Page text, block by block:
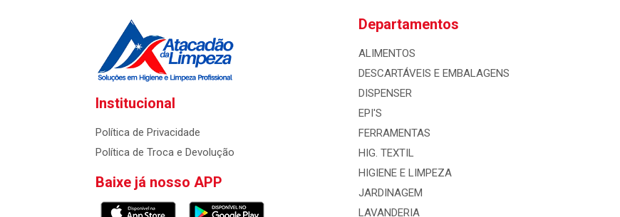
Institucional
Política de Privacidade
Política de Troca e Devolução
Baixe já nosso APP
Departamentos
ALIMENTOS
DESCARTÁVEIS E EMBALAGENS
DISPENSER
EPI'S
FERRAMENTAS
HIG. TEXTIL
HIGIENE E LIMPEZA
JARDINAGEM
LAVANDERIA